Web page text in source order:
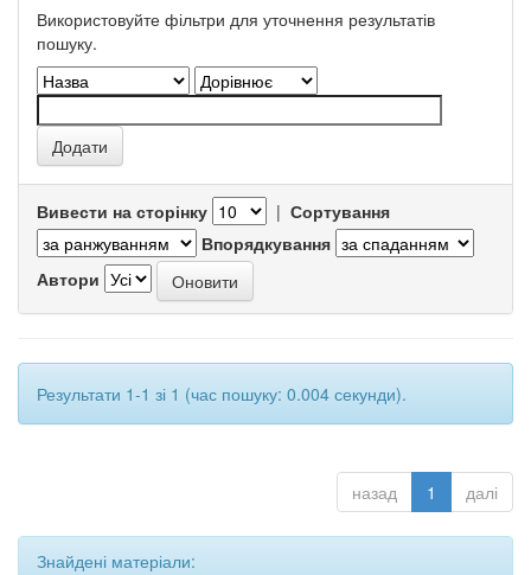
Використовуйте фільтри для уточнення результатів
пошуку.
Вивести на сторінку | Сортування
Впорядкування
Автори
Результати 1-1 зі 1 (час пошуку: 0.004 секунди).
назад 1 далі
Знайдені матеріали: